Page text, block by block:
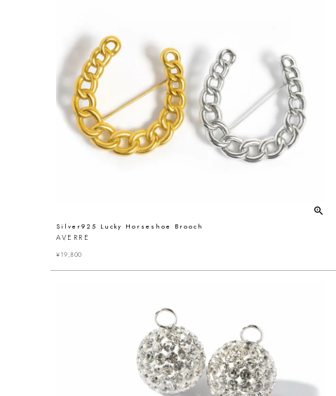
Silver925 Lucky Horseshoe Brooch
AVERRE
¥19,800